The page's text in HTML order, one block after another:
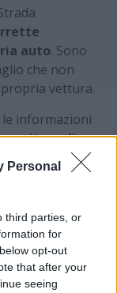
Personal
third parties, or
for
opt-out
that after your
seeing
auto. Sono
che non
vettura.
informazioni
evitare di
ai 300 euro.
di
mai
auto